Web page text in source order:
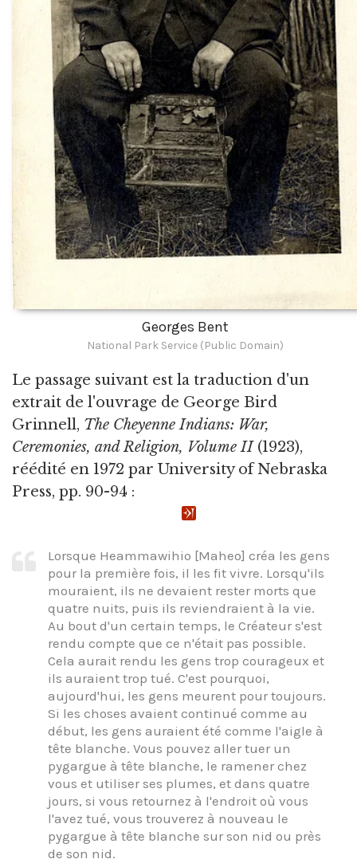
Georges Bent
National Park Service (Public Domain)
Le passage suivant est la traduction d'un
extrait de l'ouvrage de George Bird
Grinnell, The Cheyenne Indians: War,
Ceremonies, and Religion, Volume II (1923),
réédité en 1972 par University of Nebraska
Press, pp. 90-94 :
Lorsque Heammawihio [Maheo] créa les gens
pour la première fois, il les fit vivre. Lorsqu'ils
mouraient, ils ne devaient rester morts que
quatre nuits, puis ils reviendraient à la vie.
Au bout d'un certain temps, le Créateur s'est
rendu compte que ce n'était pas possible.
Cela aurait rendu les gens trop courageux et
ils auraient trop tué. C'est pourquoi,
aujourd'hui, les gens meurent pour toujours.
Si les choses avaient continué comme au
début, les gens auraient été comme l'aigle à
tête blanche. Vous pouvez aller tuer un
pygargue à tête blanche, le ramener chez
vous et utiliser ses plumes, et dans quatre
jours, si vous retournez à l'endroit où vous
l'avez tué, vous trouverez à nouveau le
pygargue à tête blanche sur son nid ou près
de son nid.